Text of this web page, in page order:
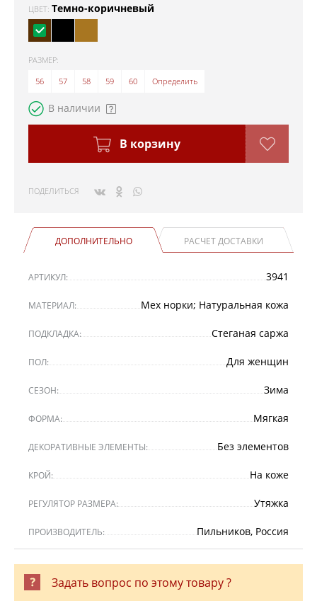
ЦВЕТ: Темно-коричневый
РАЗМЕР:
56
57 58 59 60 Определить
В наличии
В корзину
ПОДЕЛИТЬСЯ
ДОПОЛНИТЕЛЬНО РАСЧЕТ ДОСТАВКИ
АРТИКУЛ: 3941
МАТЕРИАЛ: Мех норки; Натуральная кожа
ПОДКЛАДКА: Стеганая саржа
ПОЛ: Для женщин
СЕЗОН: Зима
ФОРМА: Мягкая
ДЕКОРАТИВНЫЕ ЭЛЕМЕНТЫ: Без элементов
КРОЙ: На коже
РЕГУЛЯТОР РАЗМЕРА: Утяжка
ПРОИЗВОДИТЕЛЬ: Пильников, Россия
Задать вопрос по этому товару ?